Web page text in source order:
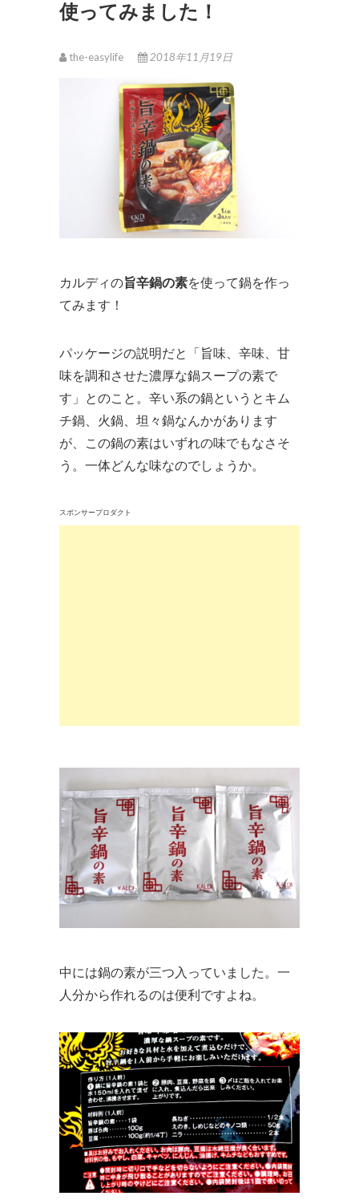
使ってみました！
the-easylife 2018年11月19日
カルディの旨辛鍋の素を使って鍋を作っ
てみます！
パッケージの説明だと「旨味、辛味、甘
味を調和させた濃厚な鍋スープの素で
す」とのこと。辛い系の鍋というとキム
チ鍋、火鍋、坦々鍋なんかがあります
が、この鍋の素はいずれの味でもなさそ
う。一体どんな味なのでしょうか。
スポンサープロダクト
中には鍋の素が三つ入っていました。一
人分から作れるのは便利ですよね。